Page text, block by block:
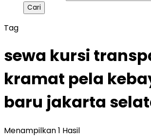
Tag
sewa kursi
kramat pela
baru jakarta
Menampilkan 1 Hasil